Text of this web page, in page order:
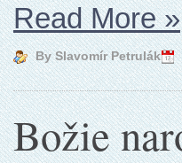
Read More»
By Slavomír Petrulák
Božie